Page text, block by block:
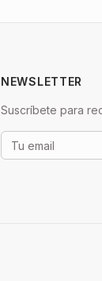
NEWSLETTER
Suscríbete para